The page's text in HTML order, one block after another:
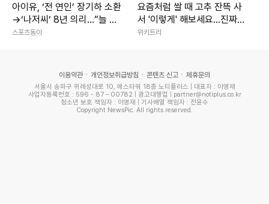
아이유, ‘전 연인’ 장기하 소환
→‘나저씨’ 8년 의리…“늘 든
든” [SD톡톡]
스포츠동아
요즘처럼 쌀 때 고추 잔뜩 사
서 '이렇게' 해보세요...진짜
'밥도둑'이라 인정합니다
위키트리
이용약관 개인정보취급방침 콘텐츠 신고 제휴문의
서울시 송파구 위례성대로 10, 에스타워 18층 노티플러스 | 대표자 : 이영재
사업자등록번호 : 596 - 87 – 00782 | 광고대행업 | partner@notiplus.co.kr
청소년 보호 책임자 : 이영재 | 기사배열 책임자 : 전윤수
Copyright NewsPic. All rights reserved.